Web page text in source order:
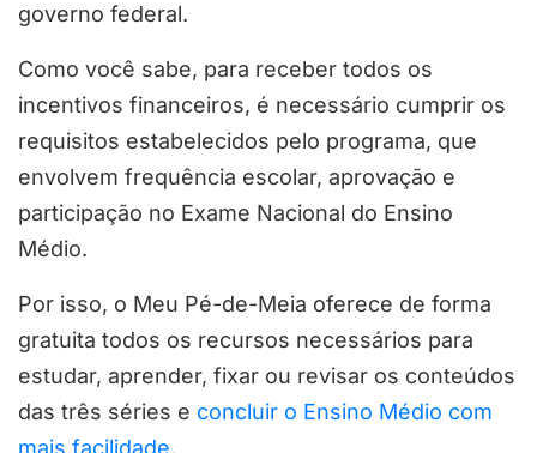
governo federal.
Como você sabe, para receber todos os
incentivos financeiros, é necessário cumprir os
requisitos estabelecidos pelo programa, que
envolvem frequência escolar, aprovação e
participação no Exame Nacional do Ensino
Médio.
Por isso, o Meu Pé-de-Meia oferece de forma
gratuita todos os recursos necessários para
estudar, aprender, fixar ou revisar os conteúdos
das três séries e concluir o Ensino Médio com